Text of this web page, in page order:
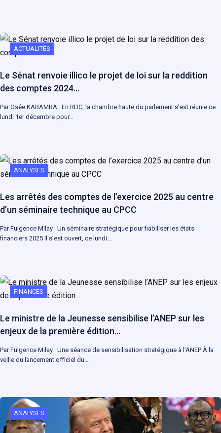
ACTUALITÉS
Le Sénat renvoie illico le projet de loi sur la reddition
des comptes 2024…
Par Osée KABAMBA En RDC, la chambre haute du parlement s’est réunie ce
lundi 1er décembre pour…
ANALYSES
Les arrêtés des comptes de l’exercice 2025 au centre
d’un séminaire technique au CPCC
Par Fulgence Milay Un séminaire stratégique pour fiabiliser les états
financiers 2025 Il s’est ouvert, ce lundi…
FINANCES
Le ministre de la Jeunesse sensibilise l’ANEP sur les
enjeux de la première édition…
Par Fulgence Milay Une séance de sensibilisation stratégique à l’ANEP À la
veille du lancement officiel du…
ANALYSES